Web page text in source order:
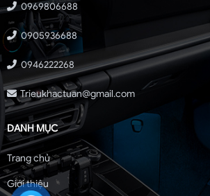
DANH MỤC
Trang chủ
Giới thiệu
0969806688
0905936688
0946222268
Trieukhactuan@gmail.com